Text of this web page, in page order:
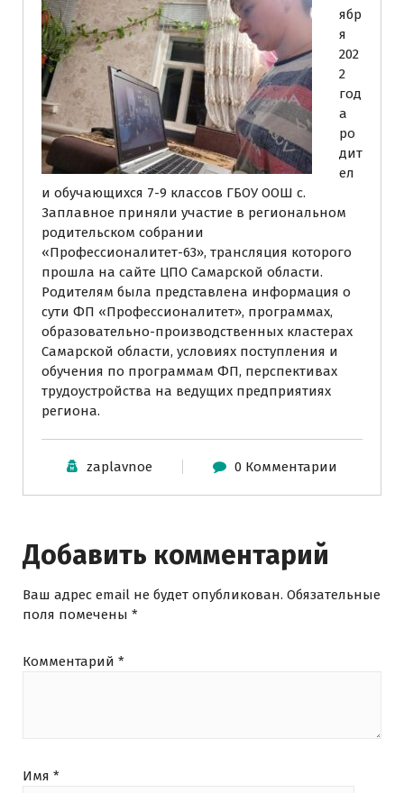
ябр
я
202
2
год
а
ро
дит
ел
и обучающихся 7-9 классов ГБОУ ООШ с.
Заплавное приняли участие в региональном
родительском собрании
«Профессионалитет-63», трансляция которого
прошла на сайте ЦПО Самарской области.
Родителям была представлена информация о
сути ФП «Профессионалитет», программах,
образовательно-производственных кластерах
Самарской области, условиях поступления и
обучения по программам ФП, перспективах
трудоустройства на ведущих предприятиях
региона.
zaplavnoe 0 Комментарии
Добавить комментарий
Ваш адрес email не будет опубликован. Обязательные
поля помечены *
Комментарий *
Имя *